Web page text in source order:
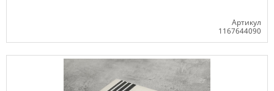
Артикул
1167644090